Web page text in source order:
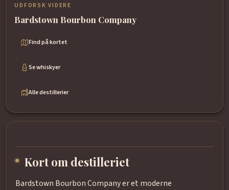
UDFORSK VIDERE
Bardstown Bourbon Company
Find på kortet
Se whiskyer
Alle destillerier
Kort om destilleriet
Bardstown Bourbon Company er et moderne